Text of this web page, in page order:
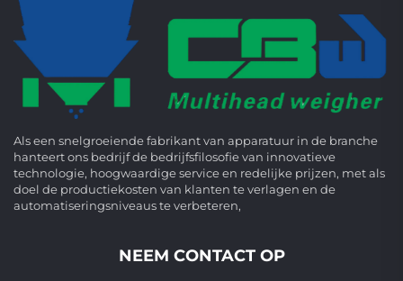
Als een snelgroeiende fabrikant van apparatuur in de branche
hanteert ons bedrijf de bedrijfsfilosofie van innovatieve
technologie, hoogwaardige service en redelijke prijzen, met als
doel de productiekosten van klanten te verlagen en de
automatiseringsniveaus te verbeteren,
NEEM CONTACT OP